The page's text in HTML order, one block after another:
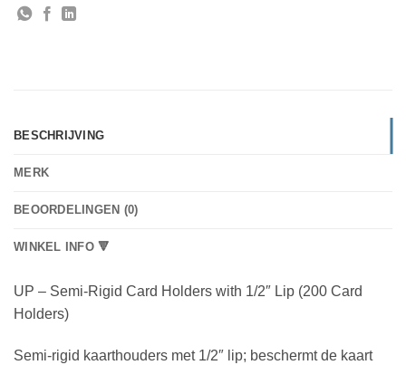
BESCHRIJVING
MERK
BEOORDELINGEN (0)
WINKEL INFO 🔻
UP – Semi-Rigid Card Holders with 1/2″ Lip (200 Card
Holders)
Semi-rigid kaarthouders met 1/2″ lip; beschermt de kaart